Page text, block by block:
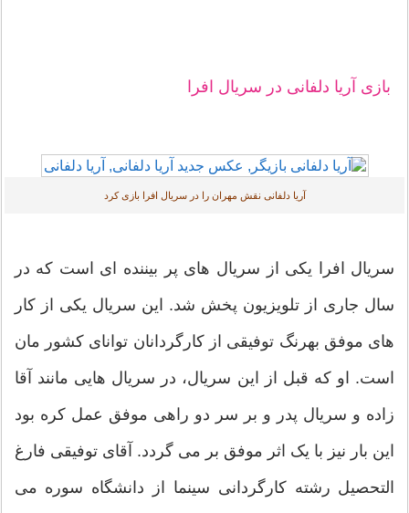
بازی آریا دلفانی در سریال افرا
آریا دلفانی نقش مهران را در سریال افرا بازی کرد
سریال افرا یکی از سریال های پر بیننده ای است که در
سال جاری از تلویزیون پخش شد. این سریال یکی از کار
های موفق بهرنگ توفیقی از کارگردانان توانای کشور مان
است. او که قبل از این سریال، در سریال هایی مانند آقا
زاده و سریال پدر و بر سر دو راهی موفق عمل کره بود
این بار نیز با یک اثر موفق بر می گردد. آقای توفیقی فارغ
التحصیل رشته کارگردانی سینما از دانشگاه سوره می